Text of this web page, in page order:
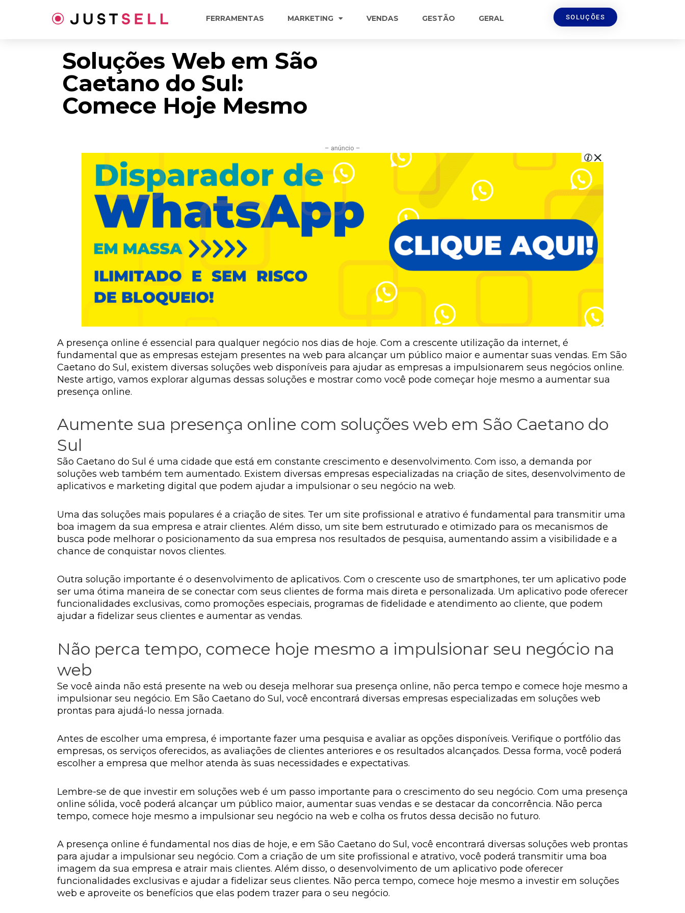
FERRAMENTAS MARKETING VENDAS GESTÃO GERAL SOLUÇÕES
Soluções Web em São
Caetano do Sul:
Comece Hoje Mesmo
– anúncio –
A presença online é essencial para qualquer negócio nos dias de hoje. Com a crescente utilização da internet, é
fundamental que as empresas estejam presentes na web para alcançar um público maior e aumentar suas vendas. Em São
Caetano do Sul, existem diversas soluções web disponíveis para ajudar as empresas a impulsionarem seus negócios online.
Neste artigo, vamos explorar algumas dessas soluções e mostrar como você pode começar hoje mesmo a aumentar sua
presença online.
Aumente sua presença online com soluções web em São Caetano do
Sul
São Caetano do Sul é uma cidade que está em constante crescimento e desenvolvimento. Com isso, a demanda por
soluções web também tem aumentado. Existem diversas empresas especializadas na criação de sites, desenvolvimento de
aplicativos e marketing digital que podem ajudar a impulsionar o seu negócio na web.
Uma das soluções mais populares é a criação de sites. Ter um site profissional e atrativo é fundamental para transmitir uma
boa imagem da sua empresa e atrair clientes. Além disso, um site bem estruturado e otimizado para os mecanismos de
busca pode melhorar o posicionamento da sua empresa nos resultados de pesquisa, aumentando assim a visibilidade e a
chance de conquistar novos clientes.
Outra solução importante é o desenvolvimento de aplicativos. Com o crescente uso de smartphones, ter um aplicativo pode
ser uma ótima maneira de se conectar com seus clientes de forma mais direta e personalizada. Um aplicativo pode oferecer
funcionalidades exclusivas, como promoções especiais, programas de fidelidade e atendimento ao cliente, que podem
ajudar a fidelizar seus clientes e aumentar as vendas.
Não perca tempo, comece hoje mesmo a impulsionar seu negócio na
web
Se você ainda não está presente na web ou deseja melhorar sua presença online, não perca tempo e comece hoje mesmo a
impulsionar seu negócio. Em São Caetano do Sul, você encontrará diversas empresas especializadas em soluções web
prontas para ajudá-lo nessa jornada.
Antes de escolher uma empresa, é importante fazer uma pesquisa e avaliar as opções disponíveis. Verifique o portfólio das
empresas, os serviços oferecidos, as avaliações de clientes anteriores e os resultados alcançados. Dessa forma, você poderá
escolher a empresa que melhor atenda às suas necessidades e expectativas.
Lembre-se de que investir em soluções web é um passo importante para o crescimento do seu negócio. Com uma presença
online sólida, você poderá alcançar um público maior, aumentar suas vendas e se destacar da concorrência. Não perca
tempo, comece hoje mesmo a impulsionar seu negócio na web e colha os frutos dessa decisão no futuro.
A presença online é fundamental nos dias de hoje, e em São Caetano do Sul, você encontrará diversas soluções web prontas
para ajudar a impulsionar seu negócio. Com a criação de um site profissional e atrativo, você poderá transmitir uma boa
imagem da sua empresa e atrair mais clientes. Além disso, o desenvolvimento de um aplicativo pode oferecer
funcionalidades exclusivas e ajudar a fidelizar seus clientes. Não perca tempo, comece hoje mesmo a investir em soluções
web e aproveite os benefícios que elas podem trazer para o seu negócio.